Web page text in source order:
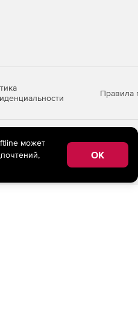
Правила
предоставления информации
территории Российской
может
OK